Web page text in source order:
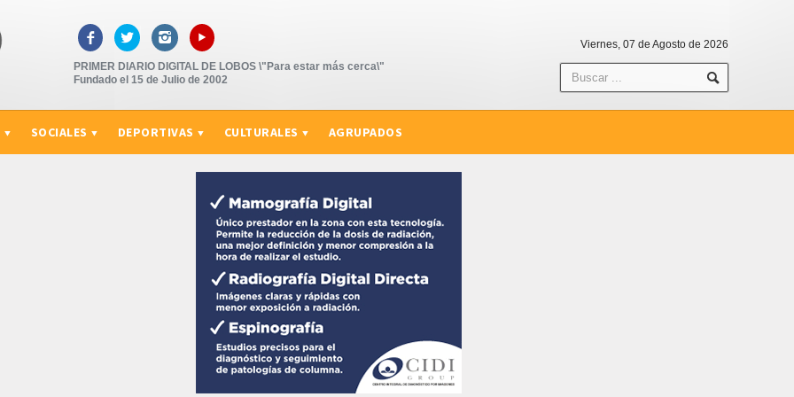
   ▸
PRIMER DIARIO DIGITAL DE LOBOS \"Para estar más cerca\"
Fundado el 15 de Julio de 2002
Viernes, 07 de Agosto de 2026
SOCIALES DEPORTIVAS CULTURALES AGRUPADOS